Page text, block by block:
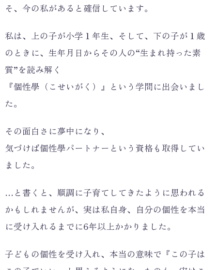
そ、今の私があると確信しています。
私は、上の子が小学１年生、そして、下の子が１歳
のときに、生年月日からその人の“生まれ持った素
質”を読み解く
『個性學（こせいがく）』という学問に出会いまし
た。
その面白さに夢中になり、
気づけば個性學パートナーという資格も取得してい
ました。
…と書くと、順調に子育てしてきたように思われる
かもしれませんが、実は私自身、自分の個性を本当
に受け入れるまでに6年以上かかりました。
子どもの個性を受け入れ、本当の意味で『この子は